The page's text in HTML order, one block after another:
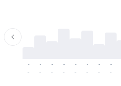
-
-
-
-
-
-
-
-
-
-
-
-
-
-
-
-